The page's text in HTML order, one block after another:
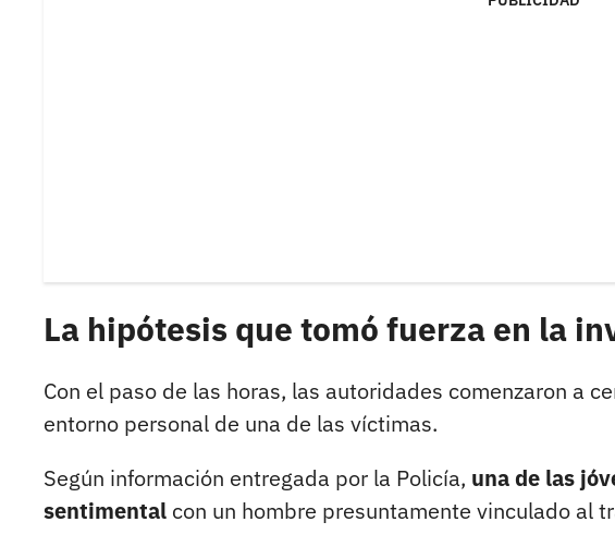
La hipótesis que tomó fuerza en la
Con el paso de las horas, las autoridades comenzaron a
entorno personal de una de las víctimas.
Según información entregada por la Policía, una de las
sentimental con un hombre presuntamente vinculado al